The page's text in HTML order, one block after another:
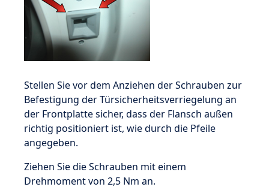
Stellen Sie vor dem Anziehen der Schrauben zur
Befestigung der Türsicherheitsverriegelung an
der Frontplatte sicher, dass der Flansch außen
richtig positioniert ist, wie durch die Pfeile
angegeben.
Ziehen Sie die Schrauben mit einem
Drehmoment von 2,5 Nm an.